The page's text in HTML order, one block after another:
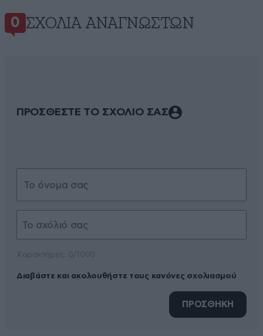
0 ΣΧΌΛΙΑ ΑΝΑΓΝΩΣΤΏΝ
ΠΡΟΣΘΕΣΤΕ ΤΟ ΣΧΟΛΙΟ ΣΑΣ
Διαβάστε και ακολουθήστε τους κανόνες σχολιασμού
ΠΡΟΣΘΗΚΗ